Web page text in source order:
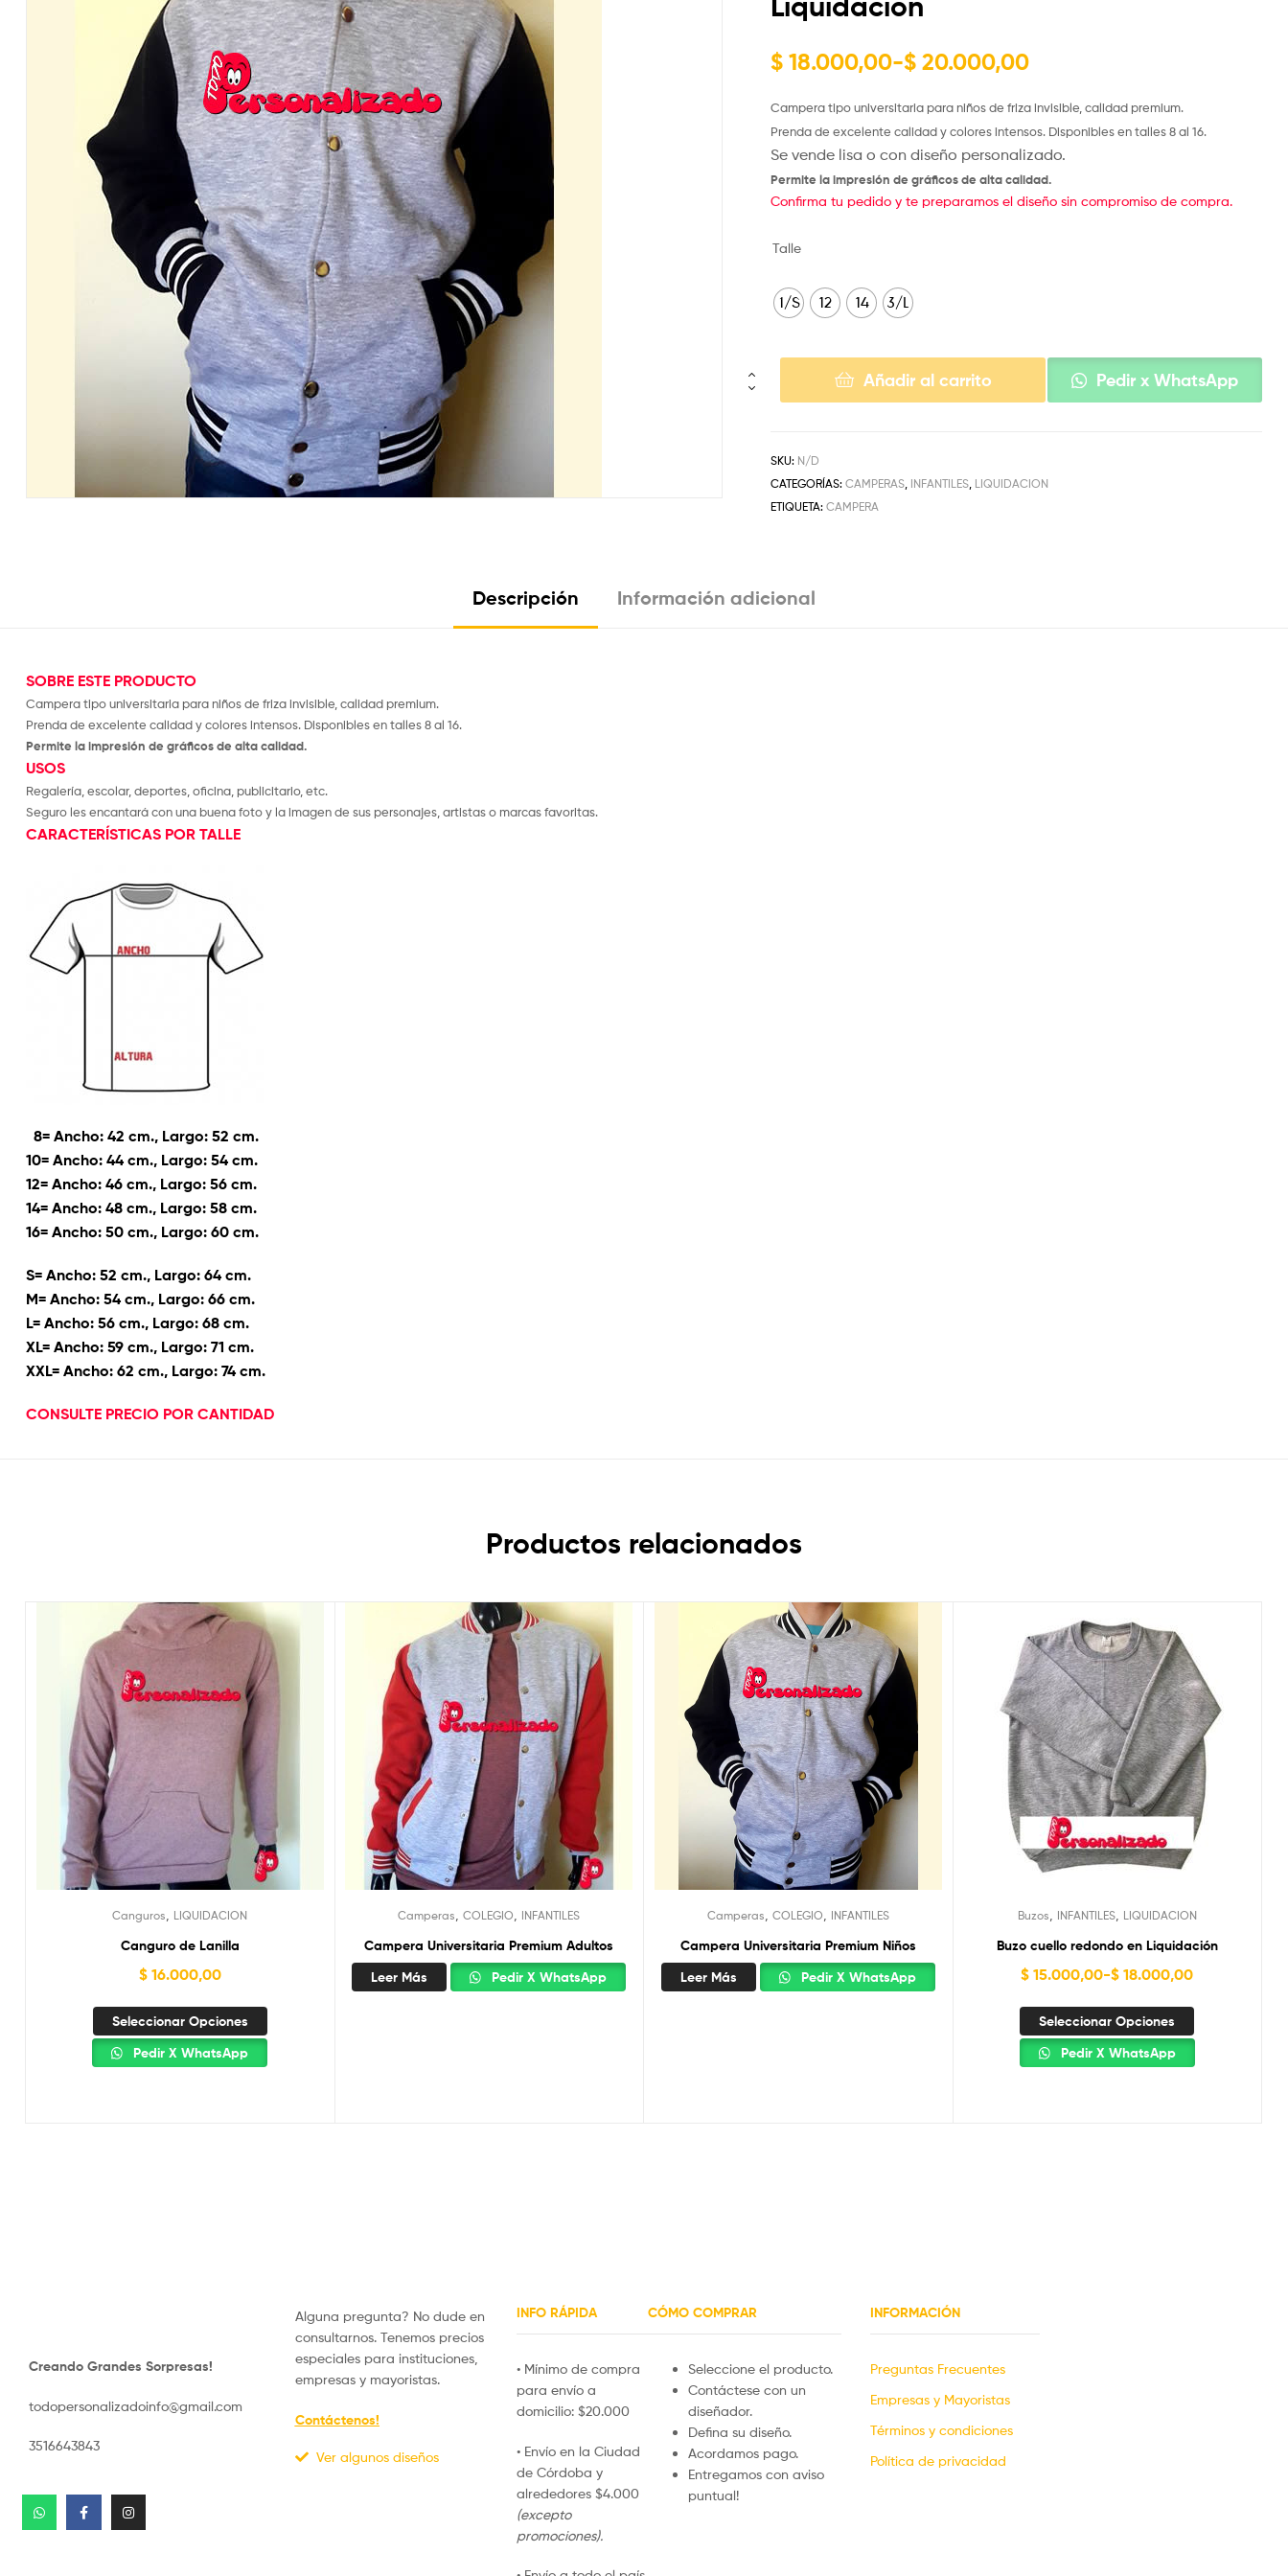
$ 18.000,00-$ 20.000,00
Campera tipo universitaria para niños de friza invisible, calidad premium.
Prenda de excelente calidad y colores intensos. Disponibles en talles 8 al 16.
Se vende lisa o con diseño personalizado.
Permite la impresión de gráficos de alta calidad.
Confirma tu pedido y te preparamos el diseño sin compromiso de compra.
Talle
1/S 12 14 3/L
Añadir al carrito Pedir x WhatsApp
SKU: N/D
CATEGORÍAS:CAMPERAS INFANTILES LIQUIDACION
ETIQUETA:CAMPERA
Descripción Información adicional
SOBRE ESTE PRODUCTO
Campera tipo universitaria para niños de friza invisible, calidad premium.
Prenda de excelente calidad y colores intensos. Disponibles en talles 8 al 16.
Permite la impresión de gráficos de alta calidad.
USOS
Regalería, escolar, deportes, oficina, publicitario, etc.
Seguro les encantará con una buena foto y la imagen de sus personajes, artistas o marcas favoritas.
CARACTERÍSTICAS POR TALLE
8= Ancho: 42 cm., Largo: 52 cm.
10= Ancho: 44 cm., Largo: 54 cm.
12= Ancho: 46 cm., Largo: 56 cm.
14= Ancho: 48 cm., Largo: 58 cm.
16= Ancho: 50 cm., Largo: 60 cm.
S= Ancho: 52 cm., Largo: 64 cm.
M= Ancho: 54 cm., Largo: 66 cm.
L= Ancho: 56 cm., Largo: 68 cm.
XL= Ancho: 59 cm., Largo: 71 cm.
XXL= Ancho: 62 cm., Largo: 74 cm.
CONSULTE PRECIO POR CANTIDAD
Productos relacionados
Canguros LIQUIDACION
Canguro de Lanilla
$16.000,00
Seleccionar Opciones
Pedir X WhatsApp
Camperas ,COLEGIO INFANTILES
Campera Universitaria Premium Adultos
Leer Más
Pedir X WhatsApp
Camperas COLEGIO INFANTILES
Campera Universitaria Premium Niños
Leer Más
Pedir X WhatsApp
Buzos INFANTILES, LIQUIDACION
Buzo cuello redondo en Liquidación
$ 15.000,00-$ 18.000,00
Seleccionar Opciones
Pedir X WhatsApp
Creando Grandes Sorpresas!
todopersonalizadoinfo@gmail.com
3516643843
Alguna pregunta? No dude en
consultarnos. Tenemos precios
especiales para instituciones,
empresas y mayoristas.
Contáctenos!
Ver algunos diseños
INFO RÁPIDA
• Mínimo de compra
para envío a
domicilio: $20.000
• Envío en la Ciudad
de Córdoba y
alrededores $4.000
(excepto
promociones).
CÓMO COMPRAR
Seleccione el producto.
Contáctese con un
diseñador.
Defina su diseño.
Acordamos pago.
Entregamos con aviso
puntual!
INFORMACIÓN
Preguntas Frecuentes
Empresas y Mayoristas
Términos y condiciones
Política de privacidad